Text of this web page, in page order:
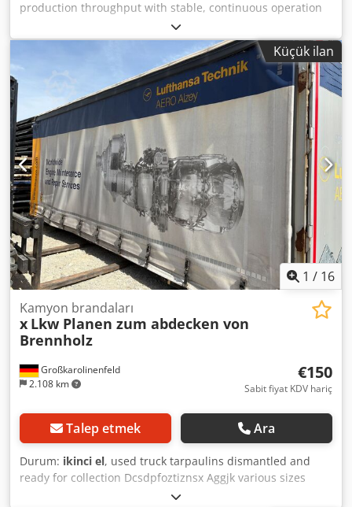
production throughput with stable, continuous operation
Reduces unplanned downtime and maintenance
interventions Dcedjn Tm Tropfx Aggsk Lowers operating
and spare-part costs with heavy-duty, long-life design
Minimizes material loss and improves downstream
process efficiency Ensures predictable performance for
planning and cost control Designed for harsh industrial
conditions and high-volume production
Küçük ilan
1 / 16
Großkarolinenfeld
2.108 km
Kamyon brandaları
x Lkw Planen zum abdecken von
Brennholz
€150
Sabit fiyat KDV hariç
Talep etmek Ara
Durum: ikinci el, used truck tarpaulins dismantled and
ready for collection Dcsdpfoztiznsx Aggjk various sizes
available multiple units in stock ##### PLEASE CALL - NO